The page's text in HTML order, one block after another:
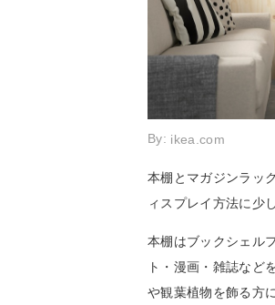
By: ikea.com
本棚とマガジンラッ
ィスプレイ方法に少
本棚はブックシェル
ト・漫画・雑誌など
や観葉植物を飾る方